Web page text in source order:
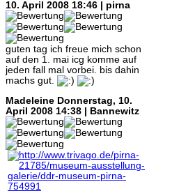
10. April 2008 18:46 | pirna
guten tag ich freue mich schon
auf den 1. mai icg komme auf
jeden fall mal vorbei. bis dahin
machs gut.
Madeleine Donnerstag, 10.
April 2008 14:38 | Bannewitz